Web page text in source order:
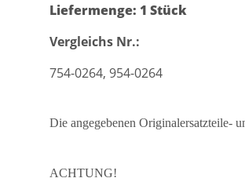
Liefermenge: 1 Stück
Vergleichs Nr.:
754-0264, 954-0264
Die angegebenen Originalersatzteile-
ACHTUNG!